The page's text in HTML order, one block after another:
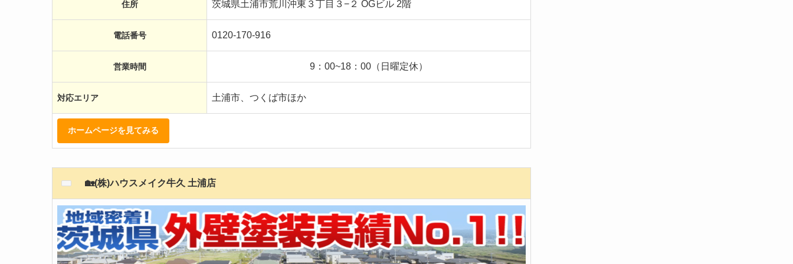
住所 茨城県土浦市荒川沖東３丁目３−２ OGビル 2階
電話番号 0120-170-916
営業時間 9：00~18：00（日曜定休）
対応エリア 土浦市、つくば市ほか
ホームページを見てみる
🏡(株)ハウスメイク牛久 土浦店